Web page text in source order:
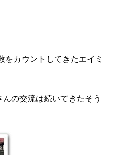
をカウントしてきたエイミ
の交流は続いてきたそう